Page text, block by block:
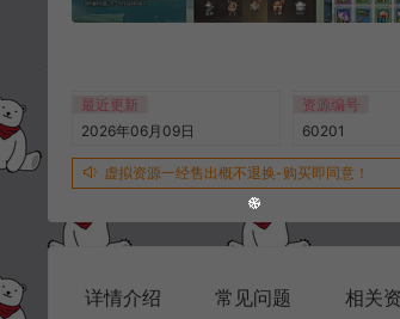
最近更新
2026年06月09日
资源编号
60201
虚拟资源一经售出概不退换-购买即同意！
详情介绍 常见问题 相关